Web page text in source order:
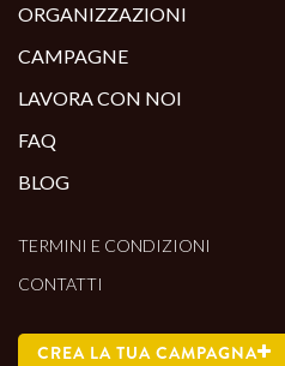
ORGANIZZAZIONI
CAMPAGNE
LAVORA CON NOI
FAQ
BLOG
TERMINI E CONDIZIONI
CONTATTI
CREA LA TUA CAMPAGNA